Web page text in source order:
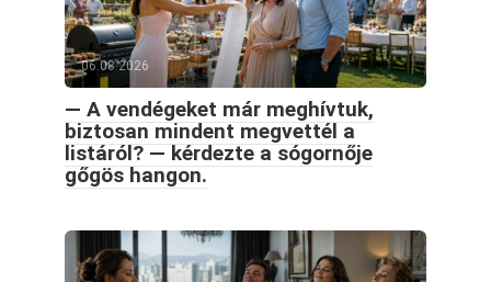
06.08.2026
— A vendégeket már meghívtuk,
biztosan mindent megvettél a
listáról? — kérdezte a sógornője
gőgös hangon.